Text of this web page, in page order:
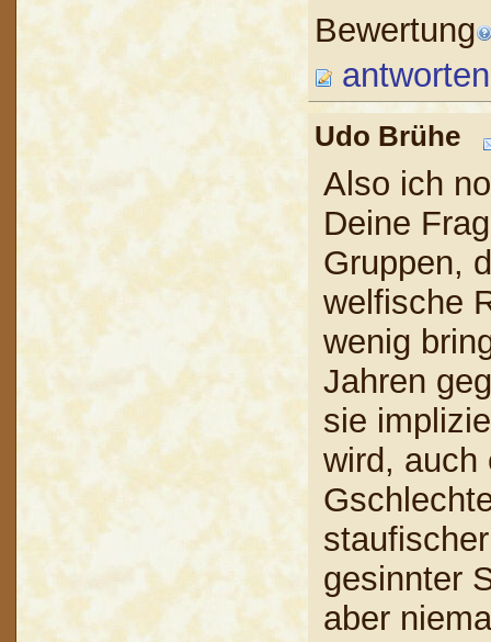
Bewertung
antworten
Udo Brühe
Also ich
Deine
Gruppen,
welfische
wenig
Jahren
sie
wird, auch
gesinnter
aber